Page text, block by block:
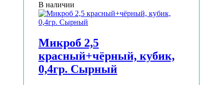
В наличии
Микроб 2,5
красный+чёрный, кубик,
0,4гр. Сырный